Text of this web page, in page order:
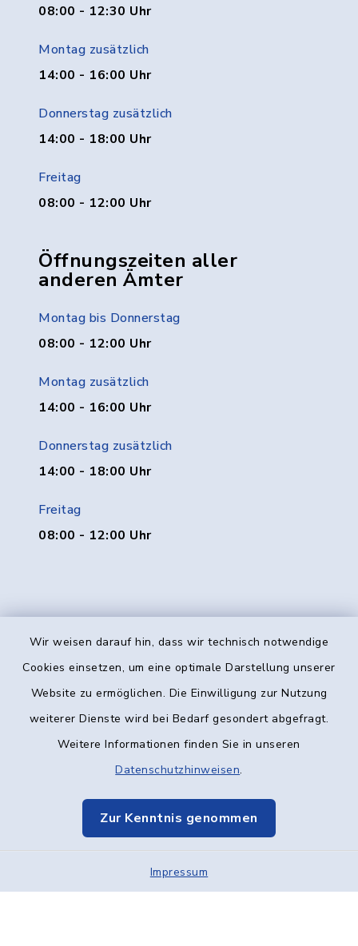
Wir weisen darauf hin, dass wir technisch notwendige
Cookies einsetzen, um eine optimale Darstellung unserer
Website zu ermöglichen. Die Einwilligung zur Nutzung
weiterer Dienste wird bei Bedarf gesondert abgefragt.
Weitere Informationen finden Sie in unseren
Datenschutzhinweisen.
Zur Kenntnis genommen
Impressum
08:00 - 12:30 Uhr
Montag zusätzlich
14:00 - 16:00 Uhr
Donnerstag zusätzlich
14:00 - 18:00 Uhr
Freitag
08:00 - 12:00 Uhr
Öffnungszeiten aller
anderen Ämter
Montag bis Donnerstag
08:00 - 12:00 Uhr
Montag zusätzlich
14:00 - 16:00 Uhr
Donnerstag zusätzlich
14:00 - 18:00 Uhr
Freitag
08:00 - 12:00 Uhr
Kontakt
Datenschutz
Elektronische Kommunikation
Sitemap